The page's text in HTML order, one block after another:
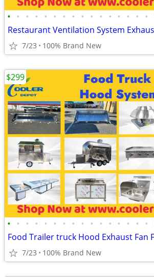
• • • • • • • • • • • • • • • •
7/23 100% Brand New
• • • • • • • • • • • • • • • •
7/23 100% Brand New
$299